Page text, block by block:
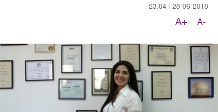
28-06-2018
23:04
A-
A+